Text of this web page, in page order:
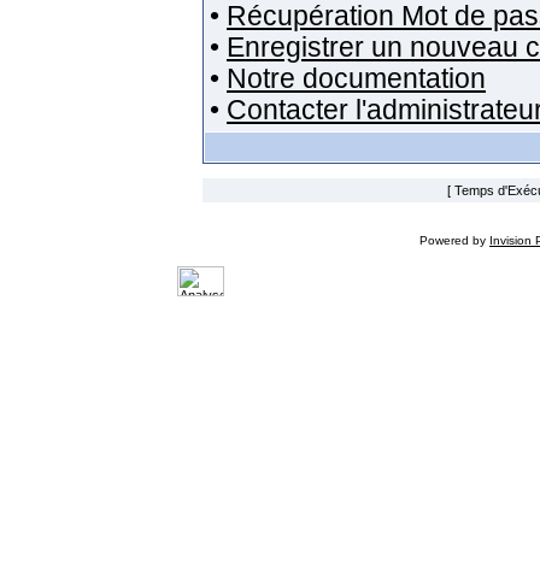
• Récupération Mot de
• Enregistrer un nouveau
• Notre documentation
• Contacter
[ Temps
Powered by Invision